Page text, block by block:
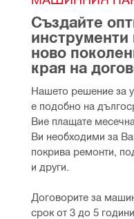
Създайте
ново
края на
Нашето решение за
е подобно на
Вие плащате
Ви необходими за
покрива ремонти,
и други.
Договорите за
срок от 3 до 5